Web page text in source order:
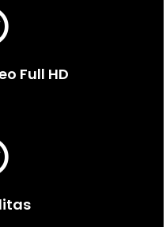
Full HD